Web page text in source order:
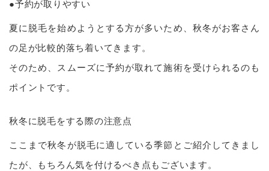
●予約が取りやすい
夏に脱毛を始めようとする方が多いため、秋冬がお客さん
の足が比較的落ち着いてきます。
そのため、スムーズに予約が取れて施術を受けられるのも
ポイントです。
秋冬に脱毛をする際の注意点
ここまで秋冬が脱毛に適している季節とご紹介してきまし
たが、もちろん気を付けるべき点もございます。